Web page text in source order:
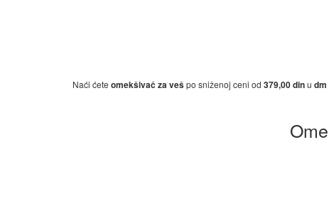
Naći ćete omekšivač za vešpo sniženoj ceni od 379,00 dinu